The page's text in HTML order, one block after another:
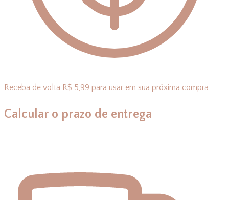
Receba de volta R$ 5,99 para usar em sua próxima compra
Calcular o prazo de entrega